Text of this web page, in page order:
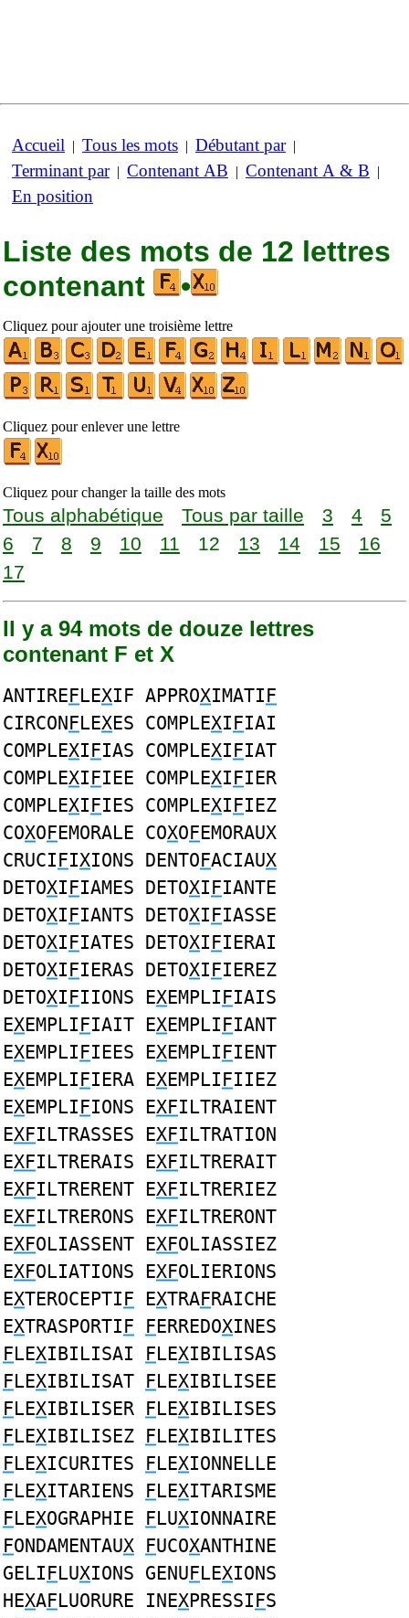
Accueil | Tous les mots | Débutant par|
Terminant par| Contenant AB | Contenant A & B |
En position
Liste des mots de 12 lettres
contenant
•
Cliquez pour ajouter une troisième lettre
Cliquez pour enlever une lettre
Cliquez pour changer la taille des mots
Tous alphabétique Tous par taille 3 4
5
6
7 8 9 10 11 12 13 14 15
16
17
Il y a 94 mots de douze lettres
contenant F et X
ANTIREFLEXIF APPROXIMATIF
CIRCONFLEXES COMPLEXIFIAI
COMPLEXIFIAS COMPLEXIFIAT
COMPLEXIFIEE COMPLEXIFIER
COMPLEXIFIES COMPLEXIFIEZ
COXOFEMORALE COXOFEMORAUX
CRUCIFIXIONS DENTOFACIAUX
DETOXIFIAMES DETOXIFIANTE
DETOXIFIANTS DETOXIFIASSE
DETOXIFIATES DETOXIFIERAI
DETOXIFIERAS DETOXIFIEREZ
DETOXIFIIONS EXEMPLIFIAIS
EXEMPLIFIAIT EXEMPLIFIANT
EXEMPLIFIEES EXEMPLIFIENT
EXEMPLIFIERA EXEMPLIFIIEZ
EXEMPLIFIONS EXFILTRAIENT
EXFILTRASSES EXFILTRATION
EXFILTRERAIS EXFILTRERAIT
EXFILTRERENT EXFILTRERIEZ
EXFILTRERONS EXFILTRERONT
EXFOLIASSENT EXFOLIASSIEZ
EXFOLIATIONS EXFOLIERIONS
EXTEROCEPTIF EXTRAFRAICHE
EXTRASPORTIF FERREDOXINES
FLEXIBILISAI FLEXIBILISAS
FLEXIBILISAT FLEXIBILISEE
FLEXIBILISER FLEXIBILISES
FLEXIBILISEZ FLEXIBILITES
FLEXICURITES FLEXIONNELLE
FLEXITARIENS FLEXITARISME
FLEXOGRAPHIE FLUXIONNAIRE
FONDAMENTAUX FUCOXANTHINE
GELIFLUXIONS GENUFLEXIONS
HEXAFLUORURE INEXPRESSIFS